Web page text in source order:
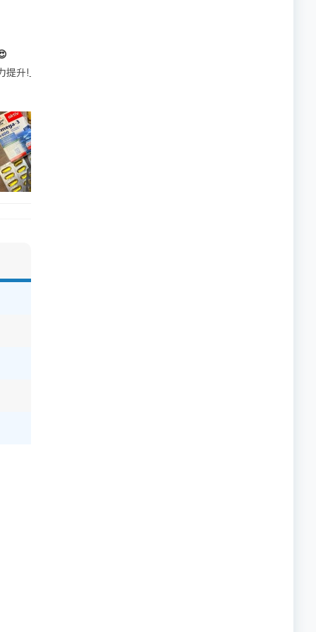
帶的行動電源機身已標示「10000mAh」，卻仍被要求當場丟
提升!｣ 長時間對住電腦､剪片寫稿,成日覺得眼睛乾澀､腦袋好似｢斷